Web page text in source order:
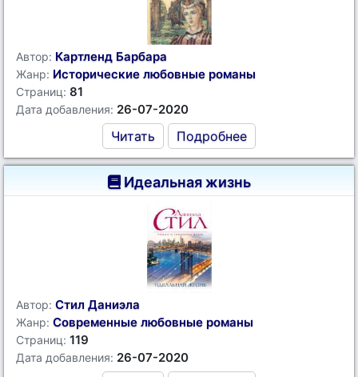
Автор: Картленд Барбара
Жанр: Исторические любовные романы
Страниц: 81
Дата добавления: 26-07-2020
Читать Подробнее
Идеальная жизнь
Автор: Стил Даниэла
Жанр: Современные любовные романы
Страниц: 119
Дата добавления: 26-07-2020